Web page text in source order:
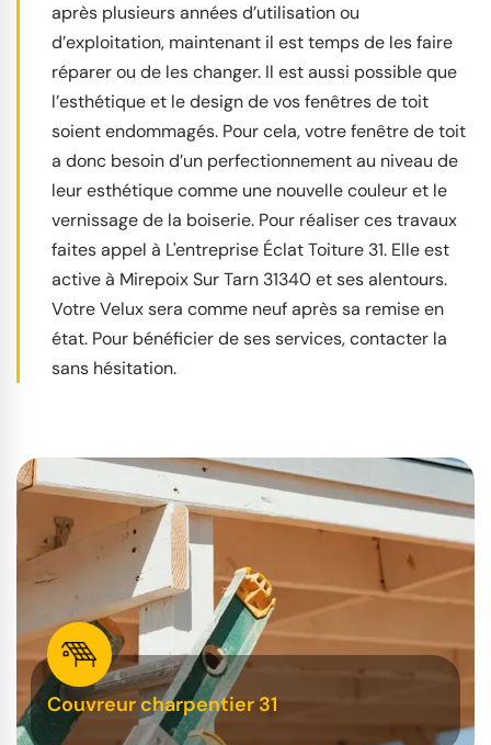
après plusieurs années d’utilisation ou
d’exploitation, maintenant il est temps de les faire
réparer ou de les changer. Il est aussi possible que
l’esthétique et le design de vos fenêtres de toit
soient endommagés. Pour cela, votre fenêtre de toit
a donc besoin d’un perfectionnement au niveau de
leur esthétique comme une nouvelle couleur et le
vernissage de la boiserie. Pour réaliser ces travaux
faites appel à L'entreprise Éclat Toiture 31. Elle est
active à Mirepoix Sur Tarn 31340 et ses alentours.
Votre Velux sera comme neuf après sa remise en
état. Pour bénéficier de ses services, contacter la
sans hésitation.
Couvreur charpentier 31